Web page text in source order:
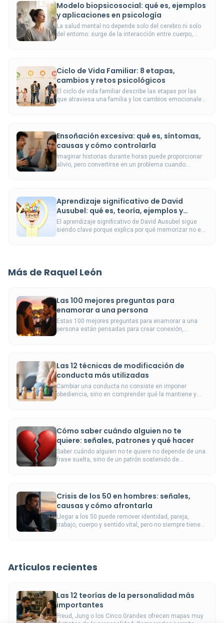
Modelo biopsicosocial: qué es, ejemplos
y aplicaciones en psicología
La salud mental no depende solo del cerebro ni solo
del entorno: surge de la interacción entre cuerpo,
Ciclo de Vida Familiar: 8 etapas,
cambios y retos psicológicos
El ciclo de vida familiar describe las etapas por las
que atraviesa una familia y los cambios emocionales,
Ensoñación excesiva: qué es, síntomas,
causas y cómo controlarla
Imaginar historias durante horas puede proporcionar
alivio, pero convertirse en un problema cuando
Aprendizaje significativo de David
Ausubel: qué es, teoría, ejemplos y
aplicaciones
El aprendizaje significativo de David Ausubel sigue
siendo clave porque explica por qué memorizar no es
Más de Raquel León
Las 100 mejores preguntas para
enamorar a una persona
Estas 100 mejores preguntas para enamorar a una
persona están pensadas para crear conexión,
Las 12 técnicas de modificación de
conducta más utilizadas
Cambiar una conducta no consiste en imponer
obediencia, sino en comprender qué la mantiene y
Cómo saber cuándo alguien no te
quiere: señales, patrones y qué hacer
Saber cuándo alguien no te quiere no depende de una
frase suelta, sino de un patrón sostenido de
Crisis de los 50 en hombres: señales,
causas y cómo afrontarla
Llegar a los 50 puede remover identidad, pareja,
trabajo, cuerpo y sentido vital, pero no siempre tiene
Artículos recientes
Las 12 teorías de la personalidad más
importantes
Freud, Jung o los Cinco Grandes ofrecen mapas muy